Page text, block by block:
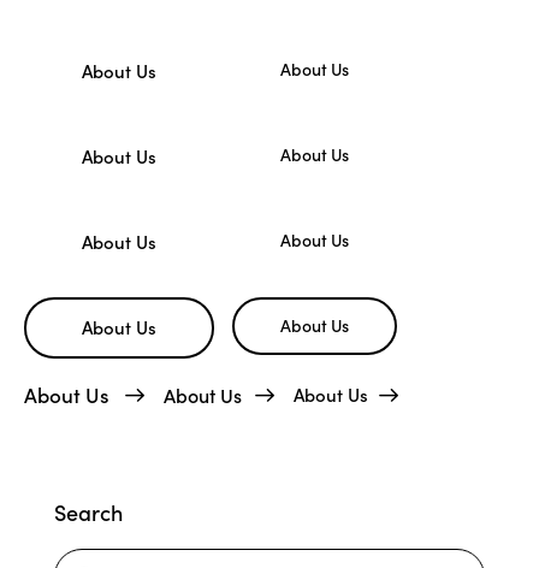
About Us About Us
About Us About Us
About Us About Us
About Us About Us
About Us About Us About Us
Search